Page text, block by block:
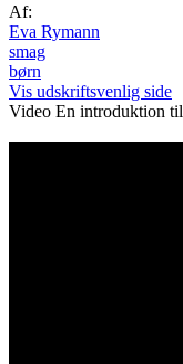
Af:
Eva Rymann
smag
børn
Vis udskriftsvenlig side
Video En introduktion